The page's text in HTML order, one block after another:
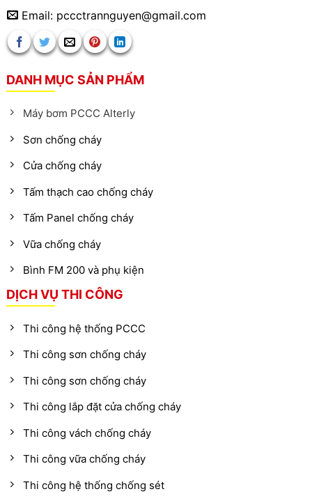
Email: pccctrannguyen@gmail.com
DANH MỤC SẢN PHẨM
Máy bơm PCCC Alterly
Sơn chống cháy
Cửa chống cháy
Tấm thạch cao chống cháy
Tấm Panel chống cháy
Vữa chống cháy
Bình FM 200 và phụ kiện
DỊCH VỤ THI CÔNG
Thi công hệ thống PCCC
Thi công sơn chống cháy
Thi công sơn chống cháy
Thi công lắp đặt cửa chống cháy
Thi công vách chống cháy
Thi công vữa chống cháy
Thi công hệ thống chống sét